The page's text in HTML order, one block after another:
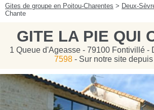
Gites de groupe en Poitou-Charentes > Deux-
Chante
GITE LA PIE QUI
1 Queue d'Ageasse - 79100 Fontivillé -
7598- Sur notre site